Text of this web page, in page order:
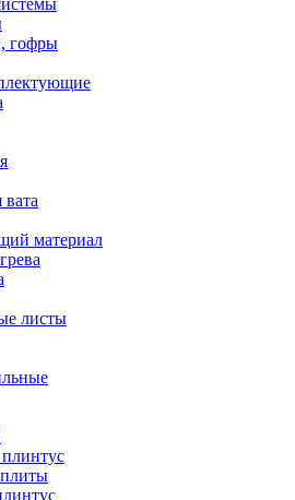
гофры
материал
листы